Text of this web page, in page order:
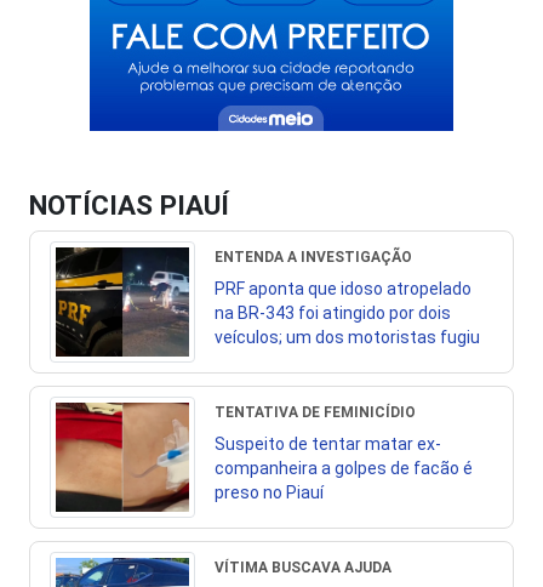
NOTÍCIAS PIAUÍ
ENTENDA A INVESTIGAÇÃO
PRF aponta que idoso atropelado
na BR-343 foi atingido por dois
veículos; um dos motoristas fugiu
TENTATIVA DE FEMINICÍDIO
Suspeito de tentar matar ex-
companheira a golpes de facão é
preso no Piauí
VÍTIMA BUSCAVA AJUDA